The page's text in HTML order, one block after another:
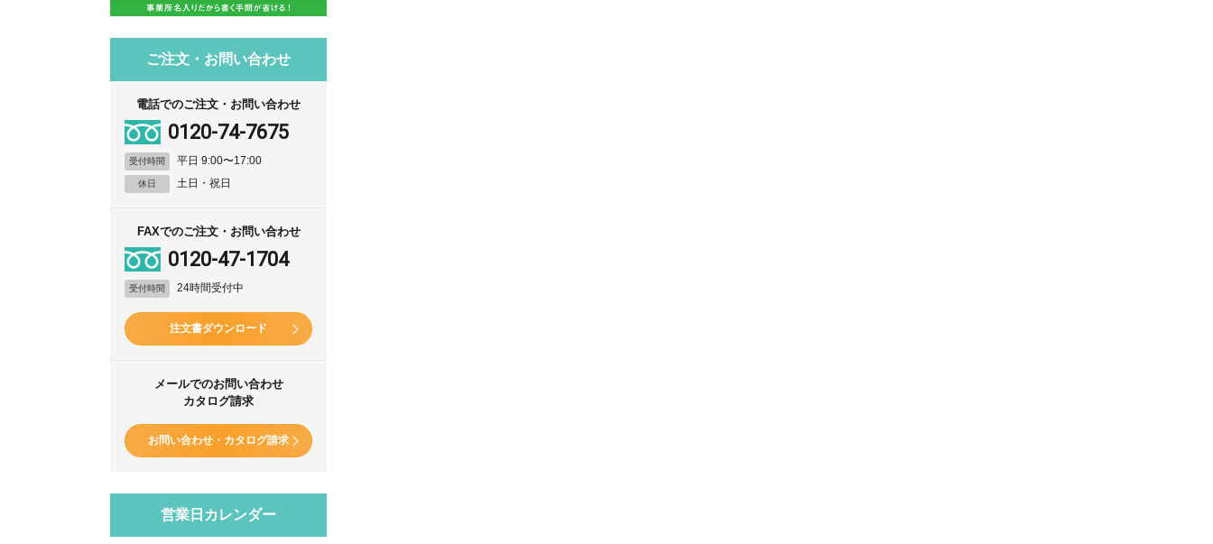
ご注文・お問い合わせ
電話でのご注文・お問い合わせ
0120-74-7675
受付時間 平日 9:00〜17:00
休日 土日・祝日
FAXでのご注文・お問い合わせ
0120-47-1704
受付時間 24時間受付中
注文書ダウンロード
メールでのお問い合わせ
カタログ請求
お問い合わせ・カタログ請求
営業日カレンダー